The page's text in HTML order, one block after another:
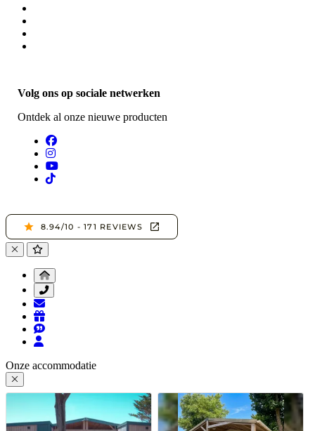
Volg ons op sociale netwerken
Ontdek al onze nieuwe producten
Onze accommodatie